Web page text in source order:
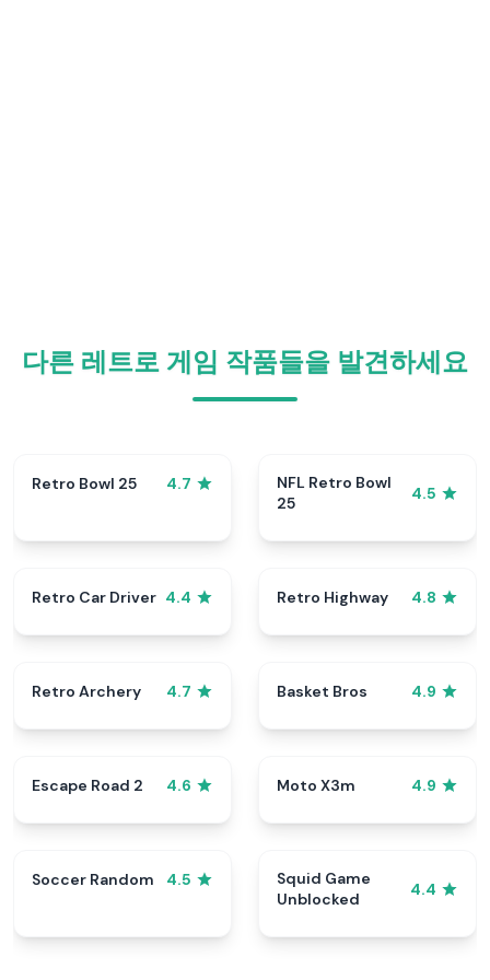
다른 레트로 게임 작품들을 발견하세요
Retro Bowl 25 4.7
NFL Retro Bowl
25
4.5
Retro Car Driver 4.4 Retro Highway 4.8
Retro Archery 4.7 Basket Bros 4.9
Escape Road 2 4.6 Moto X3m 4.9
Soccer Random 4.5
Squid Game
Unblocked
4.4